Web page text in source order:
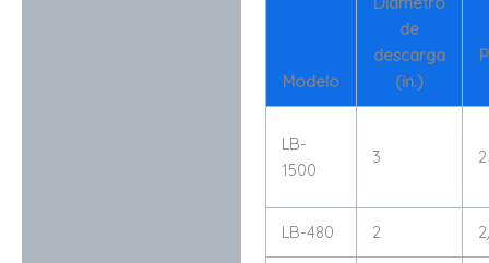
Modelo
de
descarga
(in.)
LB-
1500
3 2
LB-480 2